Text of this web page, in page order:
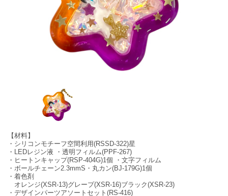
【材料】
・シリコンモチーフ空間利用(RSSD-322)星
・LEDレジン液 ・透明フィルム(PPF-267)
・ヒートンキャップ(RSP-404G)1個 ・文字フィルム
・ボールチェーン2.3mmS・丸カン(BJ-179G)1個
・着色剤
オレンジ(XSR-13)グレープ(XSR-16)ブラック(XSR-23)
・デザインパーツアソートセット(RS-416)